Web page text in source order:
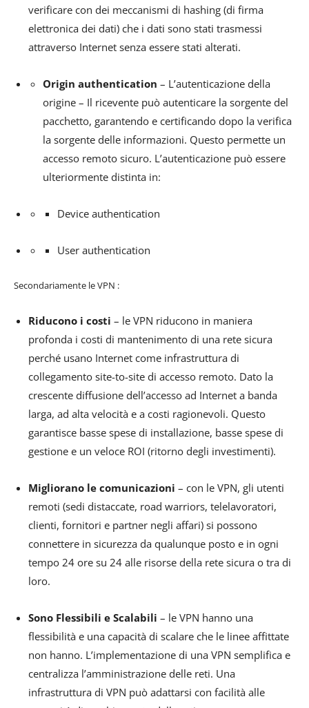
verificare con dei meccanismi di hashing (di firma
elettronica dei dati) che i dati sono stati trasmessi
attraverso Internet senza essere stati alterati.
Origin authentication – L’autenticazione della
origine – Il ricevente può autenticare la sorgente del
pacchetto, garantendo e certificando dopo la verifica
la sorgente delle informazioni. Questo permette un
accesso remoto sicuro. L’autenticazione può essere
ulteriormente distinta in:
Device authentication
User authentication
Secondariamente le VPN :
Riducono i costi – le VPN riducono in maniera
profonda i costi di mantenimento di una rete sicura
perché usano Internet come infrastruttura di
collegamento site-to-site di accesso remoto. Dato la
crescente diffusione dell’accesso ad Internet a banda
larga, ad alta velocità e a costi ragionevoli. Questo
garantisce basse spese di installazione, basse spese di
gestione e un veloce ROI (ritorno degli investimenti).
Migliorano le comunicazioni – con le VPN, gli utenti
remoti (sedi distaccate, road warriors, telelavoratori,
clienti, fornitori e partner negli affari) si possono
connettere in sicurezza da qualunque posto e in ogni
tempo 24 ore su 24 alle risorse della rete sicura o tra di
loro.
Sono Flessibili e Scalabili – le VPN hanno una
flessibilità e una capacità di scalare che le linee affittate
non hanno. L’implementazione di una VPN semplifica e
centralizza l’amministrazione delle reti. Una
infrastruttura di VPN può adattarsi con facilità alle